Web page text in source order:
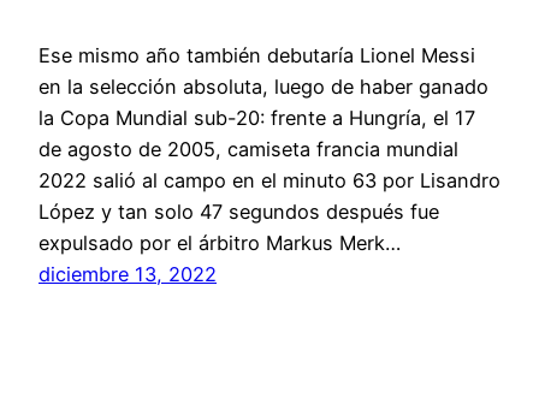
Ese mismo año también debutaría Lionel Messi
en la selección absoluta, luego de haber ganado
la Copa Mundial sub-20: frente a Hungría, el 17
de agosto de 2005, camiseta francia mundial
2022 salió al campo en el minuto 63 por Lisandro
López y tan solo 47 segundos después fue
expulsado por el árbitro Markus Merk…
diciembre 13, 2022